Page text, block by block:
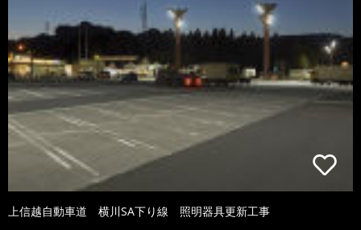
上信越自動車道 横川SA下り線 照明器具更新工事